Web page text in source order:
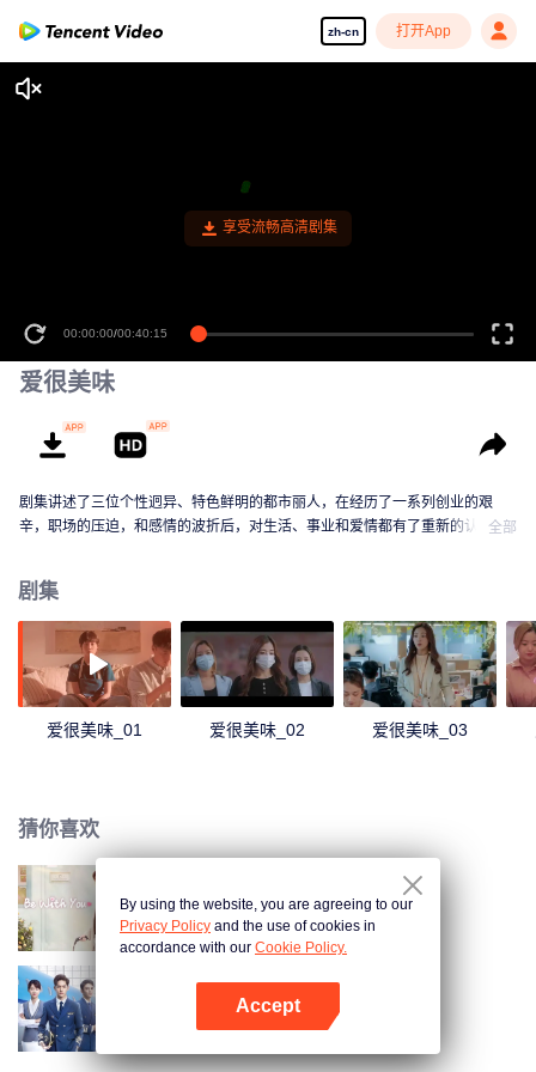
zh-cn 打开App
享受流畅高清剧集
00:00:00/00:40:15
爱很美味
剧集讲述了三位个性迥异、特色鲜明的都市丽人，在经历了一系列创业的艰
辛，职场的压迫，和感情的波折后，对生活、事业和爱情都有了重新的认识。
全部
剧集
爱很美味_01 爱很美味_02 爱很美味_03
猜你喜欢
好想和你在一起
九千米爱情
By using the website, you are agreeing to our
Privacy Policy and the use of cookies in
accordance with our Cookie Policy.
Accept